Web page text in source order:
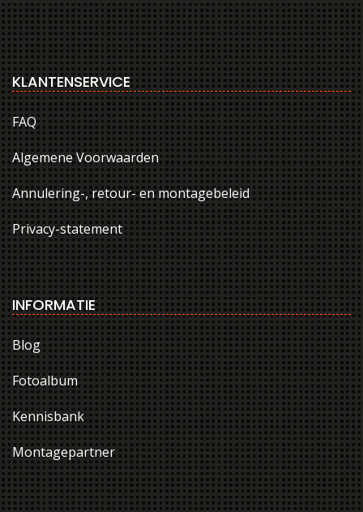
KLANTENSERVICE
FAQ
Algemene Voorwaarden
Annulering-, retour- en montagebeleid
Privacy-statement
INFORMATIE
Blog
Fotoalbum
Kennisbank
Montagepartner